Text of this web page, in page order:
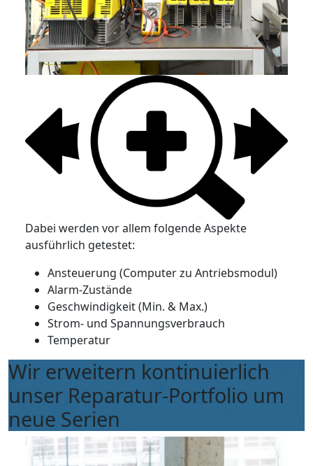
Dabei werden vor allem folgende Aspekte
ausführlich getestet:
Ansteuerung (Computer zu Antriebsmodul)
Alarm-Zustände
Geschwindigkeit (Min. & Max.)
Strom- und Spannungsverbrauch
Temperatur
Wir erweitern kontinuierlich
unser Reparatur-Portfolio um
neue Serien